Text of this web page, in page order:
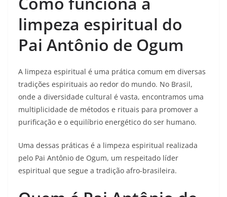
limpeza espiritual do
Pai Antônio de Ogum
A limpeza espiritual é uma prática comum em diversas
tradições espirituais ao redor do mundo. No Brasil,
onde a diversidade cultural é vasta, encontramos uma
multiplicidade de métodos e rituais para promover a
purificação e o equilíbrio energético do ser humano.
Uma dessas práticas é a limpeza espiritual realizada
pelo Pai Antônio de Ogum, um respeitado líder
espiritual que segue a tradição afro-brasileira.